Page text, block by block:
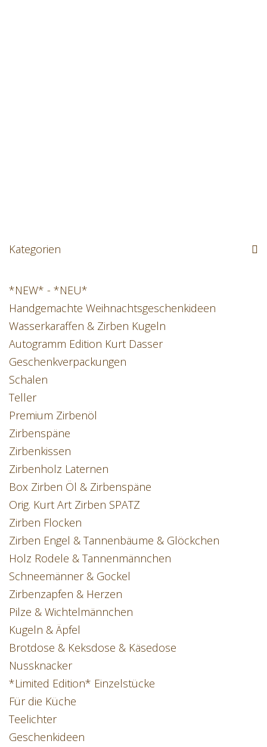
Kategorien
*NEW* - *NEU*
Handgemachte Weihnachtsgeschenkideen
Wasserkaraffen & Zirben Kugeln
Autogramm Edition Kurt Dasser
Geschenkverpackungen
Schalen
Teller
Premium Zirbenöl
Zirbenspäne
Zirbenkissen
Zirbenholz Laternen
Box Zirben Öl & Zirbenspäne
Orig. Kurt Art Zirben SPATZ
Zirben Flocken
Zirben Engel & Tannenbäume & Glöckchen
Holz Rodele & Tannenmännchen
Schneemänner & Gockel
Zirbenzapfen & Herzen
Pilze & Wichtelmännchen
Kugeln & Äpfel
Brotdose & Keksdose & Käsedose
Nussknacker
*Limited Edition* Einzelstücke
Für die Küche
Teelichter
Geschenkideen